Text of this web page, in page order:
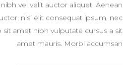
vel velit auctor aliquet. Aenean
nisi elit consequat ipsum, nec
amet nibh vulputate cursus a sit
amet mauris. Morbi accumsan